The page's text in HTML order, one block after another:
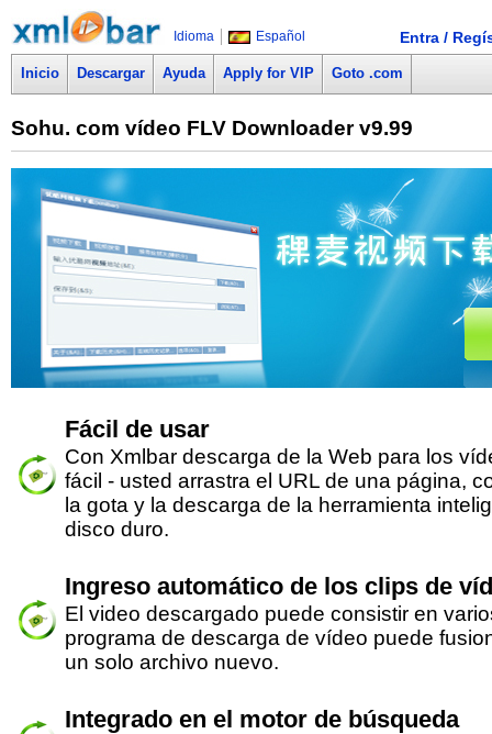
Idioma Español Entra /
Inicio Descargar Ayuda Apply for VIP Goto .com
Sohu. com vídeo FLV Downloader v9.99
Fácil de usar
Con Xmlbar descarga de la Web para los
fácil - usted arrastra el URL de una página,
la gota y la descarga de la herramienta
disco duro.
Ingreso automático de los clips de
El video descargado puede consistir en
programa de descarga de vídeo puede
un solo archivo nuevo.
Integrado en el motor de búsqueda